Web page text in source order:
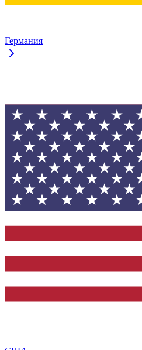
Германия